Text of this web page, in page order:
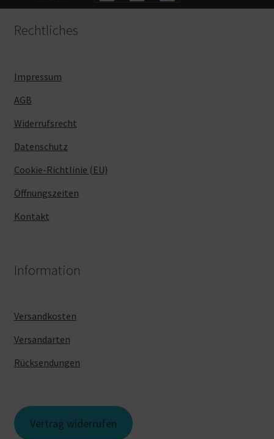
Rechtliches
Impressum
AGB
Widerrufsrecht
Datenschutz
Cookie-Richtlinie (EU)
Öffnungszeiten
Kontakt
Information
Versandkosten
Versandarten
Rücksendungen
Vertrag widerrufen